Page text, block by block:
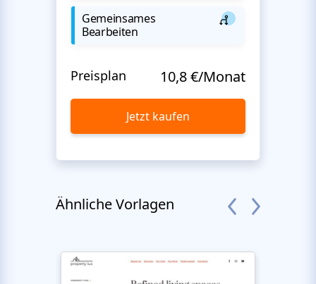
Gemeinsames
Bearbeiten
Preisplan 10,8 €/Monat
Jetzt kaufen
Ähnliche Vorlagen